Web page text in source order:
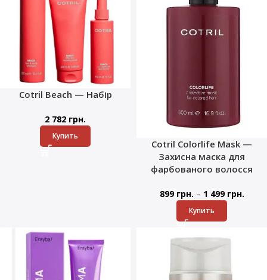
Cotril Beach — Набір
2 782 грн.
Купить
Cotril Colorlife Mask —
Захисна маска для
фарбованого волосся
899 грн. – 1 499 грн.
Купить